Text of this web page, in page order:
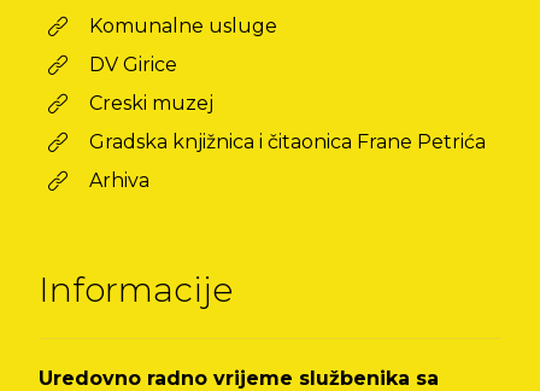
Komunalne usluge
DV Girice
Creski muzej
Gradska knjižnica i čitaonica Frane Petrića
Arhiva
Informacije
Uredovno radno vrijeme službenika sa